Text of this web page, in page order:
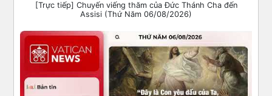
[Trực tiếp] Chuyến viếng thăm của Đức Thánh Cha đến
Assisi (Thứ Năm 06/08/2026)